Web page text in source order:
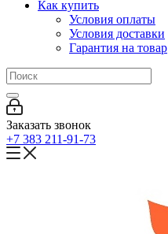
Как купить
Условия оплаты
Условия доставки
Гарантия на товар
Заказать звонок
+7 383 211-91-73